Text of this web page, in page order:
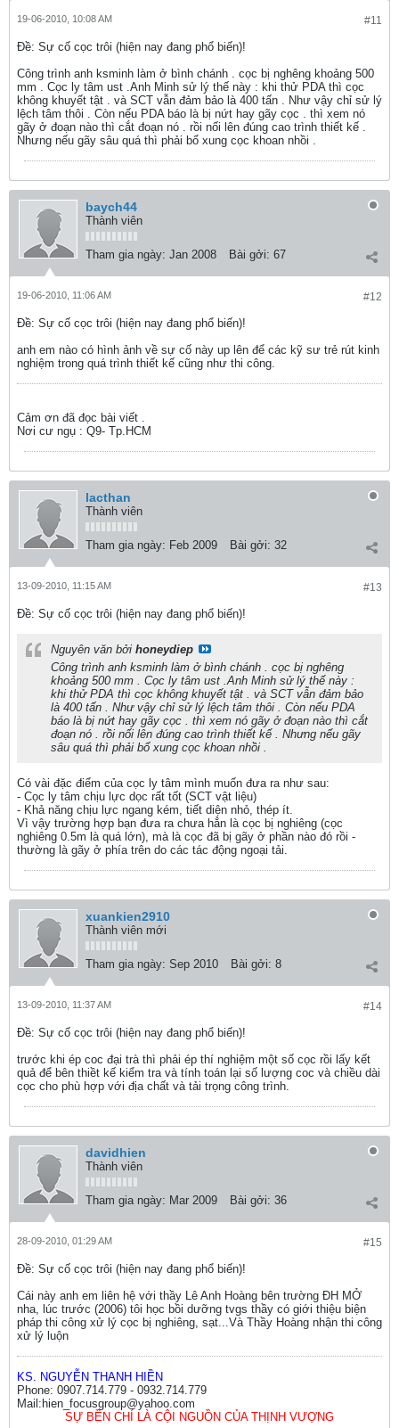
#11
19-06-2010, 10:08 AM
Ðề: Sự cố cọc trôi (hiện nay đang phổ biến)!
Công trình anh ksminh làm ở bình chánh . cọc bị nghêng khoảng 500
mm . Cọc ly tâm ust .Anh Minh sử lý thế này : khi thử PDA thì cọc
không khuyết tật . và SCT vẫn đảm bảo là 400 tấn . Như vậy chỉ sử lý
lệch tâm thôi . Còn nếu PDA báo là bị nứt hay gãy cọc . thì xem nó
gãy ở đoạn nào thì cắt đoạn nó . rồi nối lên đúng cao trình thiết kế .
Nhưng nếu gãy sâu quá thì phải bổ xung cọc khoan nhồi .
baych44
Thành viên
Tham gia ngày: Jan 2008 Bài gởi: 67
#12
19-06-2010, 11:06 AM
Ðề: Sự cố cọc trôi (hiện nay đang phổ biến)!
anh em nào có hình ảnh về sự cố này up lên để các kỹ sư trẻ rút kinh
nghiệm trong quá trình thiết kế cũng như thi công.
Cảm ơn đã đọc bài viết .
Nơi cư ngụ : Q9- Tp.HCM
lacthan
Thành viên
Tham gia ngày: Feb 2009 Bài gởi: 32
#13
13-09-2010, 11:15 AM
Ðề: Sự cố cọc trôi (hiện nay đang phổ biến)!
Nguyên văn bởi honeydiep
Công trình anh ksminh làm ở bình chánh . cọc bị nghêng
khoảng 500 mm . Cọc ly tâm ust .Anh Minh sử lý thế này :
khi thử PDA thì cọc không khuyết tật . và SCT vẫn đảm bảo
là 400 tấn . Như vậy chỉ sử lý lệch tâm thôi . Còn nếu PDA
báo là bị nứt hay gãy cọc . thì xem nó gãy ở đoạn nào thì cắt
đoạn nó . rồi nối lên đúng cao trình thiết kế . Nhưng nếu gãy
sâu quá thì phải bổ xung cọc khoan nhồi .
Có vài đặc điểm của cọc ly tâm mình muốn đưa ra như sau:
- Cọc ly tâm chịu lực dọc rất tốt (SCT vật liệu)
- Khả năng chịu lực ngang kém, tiết diện nhỏ, thép ít.
Vì vậy trường hợp bạn đưa ra chưa hẳn là cọc bị nghiêng (cọc
nghiêng 0.5m là quá lớn), mà là cọc đã bị gãy ở phần nào đó rồi -
thường là gãy ở phía trên do các tác động ngoại tải.
xuankien2910
Thành viên mới
Tham gia ngày: Sep 2010 Bài gởi: 8
#14
13-09-2010, 11:37 AM
Ðề: Sự cố cọc trôi (hiện nay đang phổ biến)!
trước khi ép coc đại trà thì phải ép thí nghiệm một số cọc rồi lấy kết
quả để bên thiềt kế kiểm tra và tính toán lại số lượng coc và chiều dài
cọc cho phù hợp với địa chất và tải trọng công trình.
davidhien
Thành viên
Tham gia ngày: Mar 2009 Bài gởi: 36
#15
28-09-2010, 01:29 AM
Ðề: Sự cố cọc trôi (hiện nay đang phổ biến)!
Cái này anh em liên hệ với thầy Lê Anh Hoàng bên trường ĐH MỞ
nha, lúc trước (2006) tôi học bồi dưỡng tvgs thầy có giới thiệu biện
pháp thi công xử lý cọc bị nghiêng, sạt...Và Thầy Hoàng nhận thi công
xử lý luộn
KS. NGUYỄN THANH HIỀN
Phone: 0907.714.779 - 0932.714.779
Mail:hien_focusgroup@yahoo.com
SỰ BỀN CHÍ LÀ CỘI NGUỒN CỦA THỊNH VƯỢNG